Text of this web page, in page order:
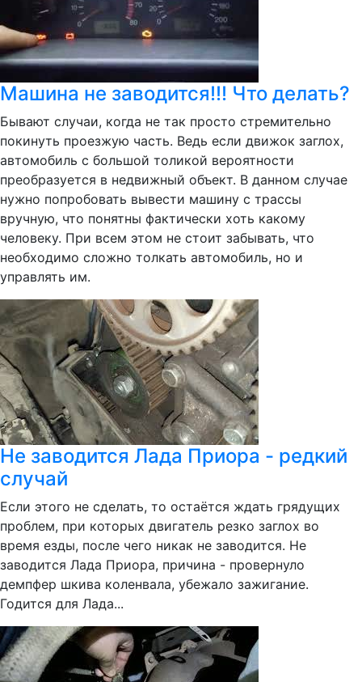
Машина не заводится!!! Что делать?
Бывают случаи, когда не так просто стремительно
покинуть проезжую часть. Ведь если движок заглох,
автомобиль с большой толикой вероятности
преобразуется в недвижный объект. В данном случае
нужно попробовать вывести машину с трассы
вручную, что понятны фактически хоть какому
человеку. При всем этом не стоит забывать, что
необходимо сложно толкать автомобиль, но и
управлять им.
Не заводится Лада Приора - редкий
случай
Если этого не сделать, то остаётся ждать грядущих
проблем, при которых двигатель резко заглох во
время езды, после чего никак не заводится. Не
заводится Лада Приора, причина - провернуло
демпфер шкива коленвала, убежало зажигание.
Годится для Лада...